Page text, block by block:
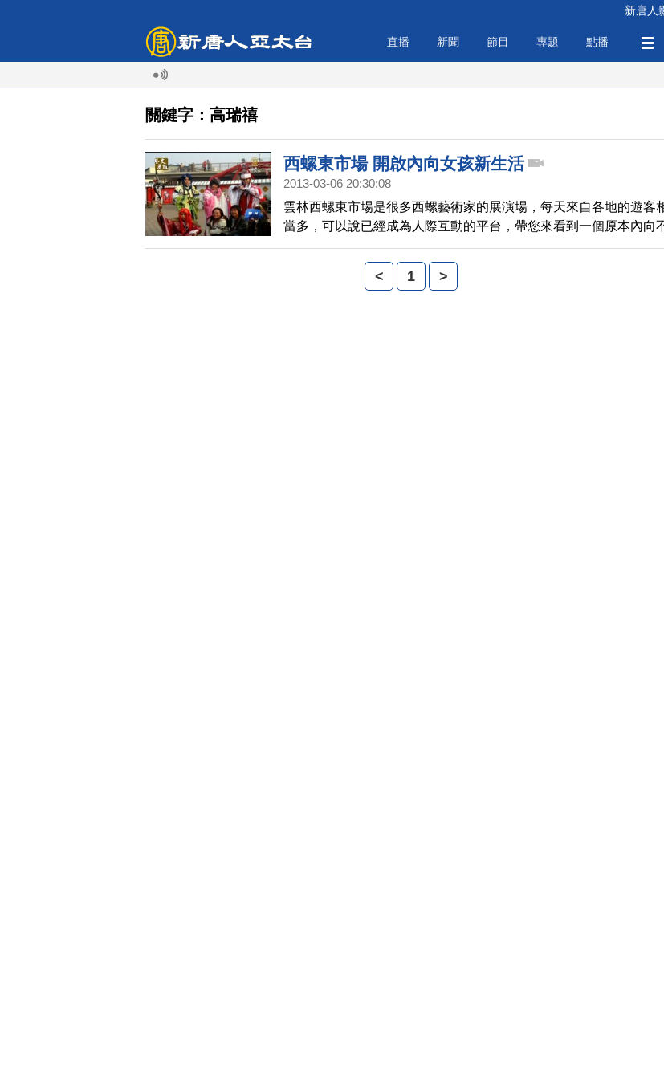
新唐人
直播 新聞 節目 專題 點播
關鍵字：高瑞禧
西螺東市場 開啟內向女孩新生活
2013-03-06 20:30:08
雲林西螺東市場是很多西螺藝術家的展演場，每天來自各地的遊客
當多，可以說已經成為人際互動的平台，帶您來看到一個原本內向
出門的女孩，她的名字叫：高瑞禧，卻在西螺市場找到了她的自信
也找到她的興趣，短短一年的時間，讓她轉變成為一個活潑自信的面
< 1 >